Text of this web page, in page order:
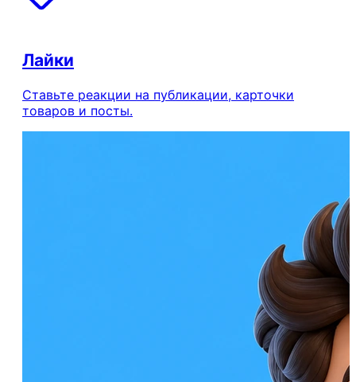
Лайки
Ставьте реакции на публикации, карточки
товаров и посты.